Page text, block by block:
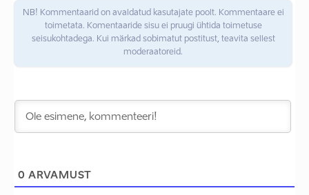
NB! Kommentaarid on avaldatud kasutajate poolt. Kommentaare ei
toimetata. Komentaaride sisu ei pruugi ühtida toimetuse
seisukohtadega. Kui märkad sobimatut postitust, teavita sellest
moderaatoreid.
0 ARVAMUST